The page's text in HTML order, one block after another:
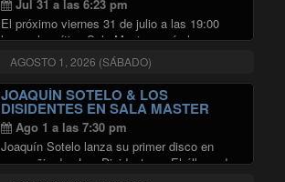
Jul 31 a las 6:23 pm
El próximo viernes 31 de julio a las 19:00
horas, la mítica Sala Master será el
escenario de un hito fundamental para el
rock nacional. La Psychoband rompe el
silencio discográfico y presenta en sociedad
…Continuar leyendo"LA PSYCHOBAND
AGOSTO 1, 2026 (SÁBADO)
JOAQUÍN SOTELO & LOS
DISIDENTES EN SALA MASTER
Ago 1 a las 7:30 pm
Joaquín Sotelo lanza su primer disco en
compañia de «Los Disidentes». El álbum de